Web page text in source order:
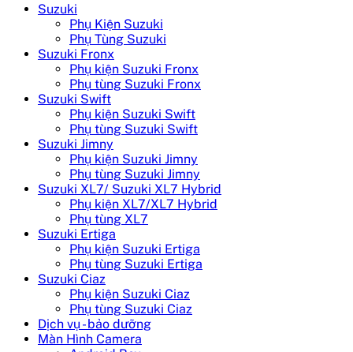
Suzuki
Phụ Kiện Suzuki
Phụ Tùng Suzuki
Suzuki Fronx
Phụ kiện Suzuki Fronx
Phụ tùng Suzuki Fronx
Suzuki Swift
Phụ kiện Suzuki Swift
Phụ tùng Suzuki Swift
Suzuki Jimny
Phụ kiện Suzuki Jimny
Phụ tùng Suzuki Jimny
Suzuki XL7/ Suzuki XL7 Hybrid
Phụ kiện XL7/XL7 Hybrid
Phụ tùng XL7
Suzuki Ertiga
Phụ kiện Suzuki Ertiga
Phụ tùng Suzuki Ertiga
Suzuki Ciaz
Phụ kiện Suzuki Ciaz
Phụ tùng Suzuki Ciaz
Dịch vụ - bảo dưỡng
Màn Hình Camera